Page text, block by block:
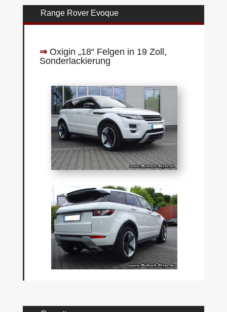
Range Rover Evoque
⇒Oxigin „18“ Felgen in 19 Zoll,
Sonderlackierung